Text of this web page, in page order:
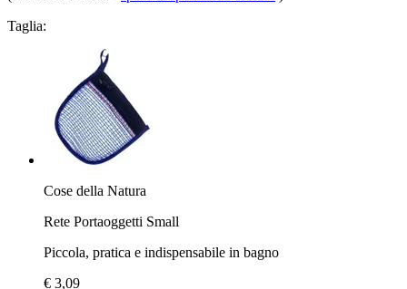
Taglia:
Cose della Natura
Rete Portaoggetti Small
Piccola, pratica e indispensabile in bagno
€ 3,09